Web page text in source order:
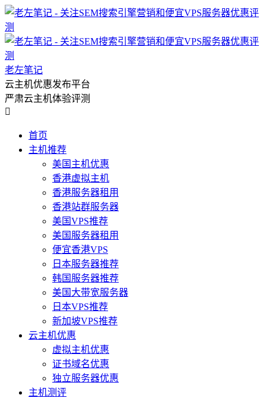
老左笔记
云主机优惠发布平台
严肃云主机体验评测

首页
主机推荐
美国主机优惠
香港虚拟主机
香港服务器租用
香港站群服务器
美国VPS推荐
美国服务器租用
便宜香港VPS
日本服务器推荐
韩国服务器推荐
美国大带宽服务器
日本VPS推荐
新加坡VPS推荐
云主机优惠
虚拟主机优惠
证书域名优惠
独立服务器优惠
主机测评